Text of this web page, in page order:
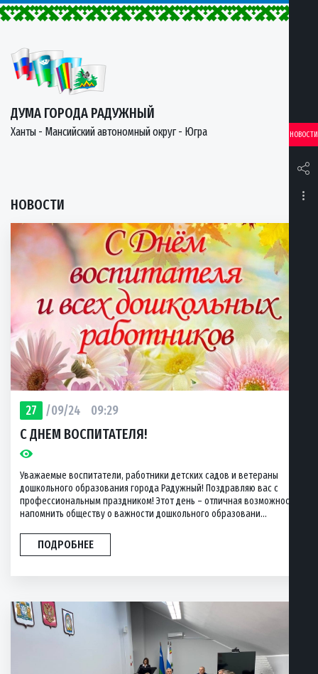
ДУМА ГОРОДА РАДУЖНЫЙ
Ханты - Мансийский автономный округ - Югра НОВОСТИ
НОВОСТИ
27 /09/24 09:29
С ДНЕМ ВОСПИТАТЕЛЯ!
Уважаемые воспитатели, работники детских садов и ветераны
дошкольного образования города Радужный! Поздравляю вас с
профессиональным праздником! Этот день – отличная возможность
напомнить обществу о важности дошкольного образовани...
ПОДРОБНЕЕ